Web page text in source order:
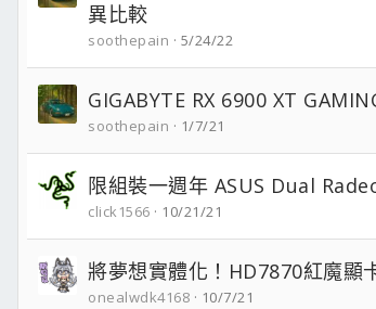
異比較
soothepain 5/24/22
GIGABYTE RX 6900 XT
soothepain 1/7/21
限組裝一週年 ASUS Dual
click1566 10/21/21
將夢想實體化！HD7870紅魔顯
onealwdk4168 10/7/21